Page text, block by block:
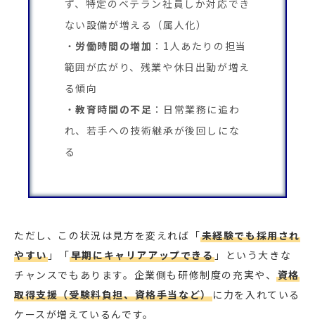
ず、特定のベテラン社員しか対応でき
ない設備が増える（属人化）
労働時間の増加 ：1人あたりの担当
範囲が広がり、残業や休日出勤が増え
る傾向
教育時間の不足 ：日常業務に追わ
れ、若手への技術継承が後回しにな
る
ただし、この状況は見方を変えれば「未経験でも採用され
やすい 」「早期にキャリアアップできる 」という大きな
チャンスでもあります。企業側も研修制度の充実や、資格
取得支援（受験料負担、資格手当など）に力を入れている
ケースが増えているんです。